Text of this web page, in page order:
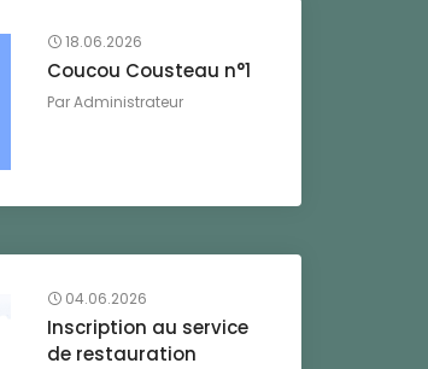
18.06.2026
Coucou Cousteau n°1
ParAdministrateur
04.06.2026
Inscription au service
de restauration